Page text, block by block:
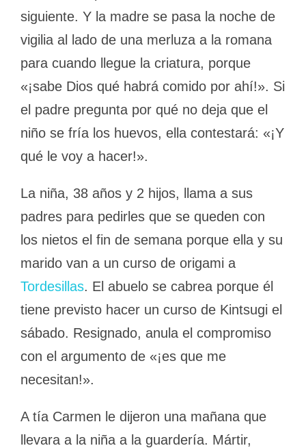
siguiente. Y la madre se pasa la noche de
vigilia al lado de una merluza a la romana
para cuando llegue la criatura, porque
«¡sabe Dios qué habrá comido por ahí!». Si
el padre pregunta por qué no deja que el
niño se fría los huevos, ella contestará: «¡Y
qué le voy a hacer!».
La niña, 38 años y 2 hijos, llama a sus
padres para pedirles que se queden con
los nietos el fin de semana porque ella y su
marido van a un curso de origami a
Tordesillas. El abuelo se cabrea porque él
tiene previsto hacer un curso de Kintsugi el
sábado. Resignado, anula el compromiso
con el argumento de «¡es que me
necesitan!».
A tía Carmen le dijeron una mañana que
llevara a la niña a la guardería. Mártir,